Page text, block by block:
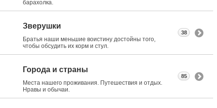
барахолка.
Зверушки
Братья наши меньшие воистину достойны того,
чтобы обсудить их корм и стул.
38
Города и страны
Места нашего проживания. Путешествия и отдых.
Нравы и обычаи.
85